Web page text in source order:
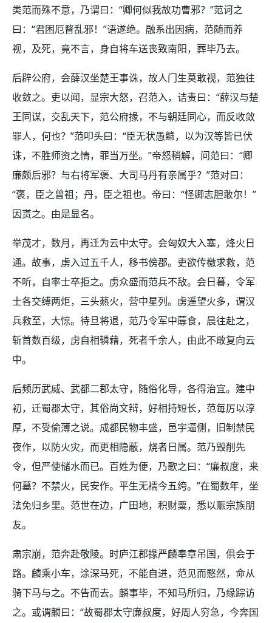
类范而殊不意，乃谓曰：“卿何似我故功曹邪？”范诃之
曰：“君困厄瞀乱邪！”语遂绝。融系出因病，范随而养
视，及死，竟不言，身自将车送丧致南阳，葬毕乃去。
后辟公府，会薛汉坐楚王事诛，故人门生莫敢视，范独往
收敛之。吏以闻，显宗大怒，召范入，诘责曰：“薛汉与楚
王同谋，交乱天下，范公府掾，不与朝廷同心，而反收敛
罪人，何也？”范叩头曰：“臣无状愚戆，以为汉等皆已伏
诛，不胜师资之情，罪当万坐。”帝怒稍解，问范曰：“卿
廉颇后邪？与右将军褒、大司马丹有亲属乎？”范对曰：
“褒，臣之曾祖；丹，臣之祖也。帝曰：“怪卿志胆敢尔！”
因贳之。由是显名。
举茂才，数月，再迁为云中太守。会匈奴大入塞，烽火日
通。故事，虏入过五千人，移书傍郡。吏欲传檄求救，范
不听，自率士卒拒之。虏众盛而范兵不敌。会日暮，令军
士各交缚两炬，三头爇火，营中星列。虏遥望火多，谓汉
兵救至，大惊。待旦将退，范乃令军中蓐食，晨往赴之，
斩首数百级，虏自相辚藉，死者千余人，由此不敢复向云
中。
后频历武威、武都二郡太守，随俗化导，各得治宜。建中
初，迁蜀郡太守，其俗尚文辩，好相持短长，范每厉以淳
厚，不受偷薄之说。成都民物丰盛，邑宇逼侧，旧制禁民
夜作，以防火灾，而更相隐蔽，烧者日属。范乃毁削先
令，但严使储水而已。百姓为便，乃歌之曰：“廉叔度，来
何墓？不禁火，民安作。平生无襦今五绔。”在蜀数年，坐
法免归乡里。范世在边，广田地，积财粟，悉以赈宗族朋
友。
肃宗崩，范奔赴敬陵。时庐江郡掾严麟奉章吊国，俱会于
路。麟乘小车，涂深马死，不能自进，范见而愍然，命从
骑下马与之。不告而去。麟事毕，不知马所归，乃缘踪访
之。或谓麟曰：“故蜀郡太守廉叔度，好周人穷急，今奔国